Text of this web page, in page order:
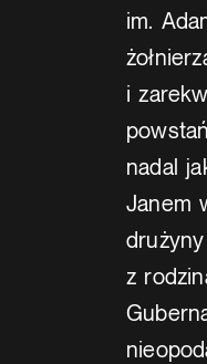
im.
i
nadal
Janem
z